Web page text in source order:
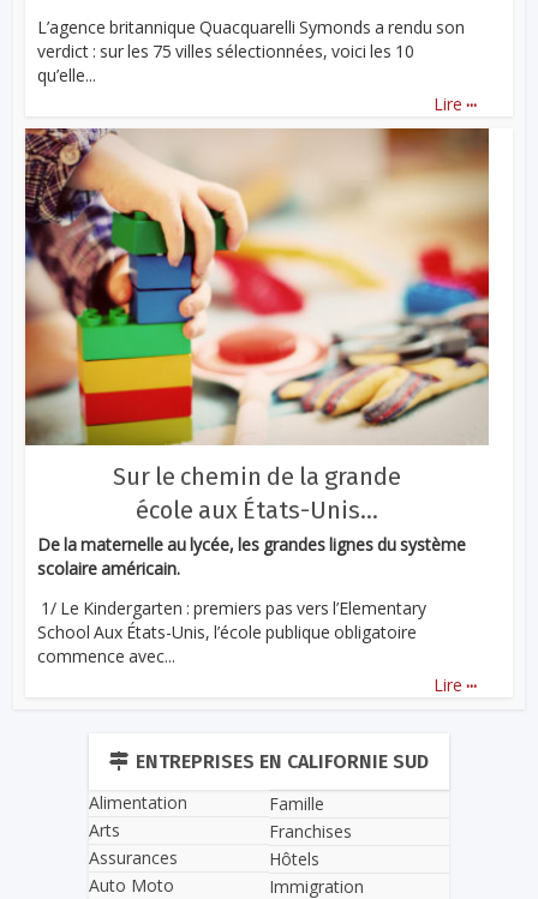
L’agence britannique Quacquarelli Symonds a rendu son
verdict : sur les 75 villes sélectionnées, voici les 10
qu’elle...
Lire ...
Sur le chemin de la grande
école aux États-Unis…
De la maternelle au lycée, les grandes lignes du système
scolaire américain.
1/ Le Kindergarten : premiers pas vers l’Elementary
School Aux États-Unis, l’école publique obligatoire
commence avec...
Lire ...
ENTREPRISES EN CALIFORNIE SUD
Alimentation
Arts
Assurances
Auto Moto
Famille
Franchises
Hôtels
Immigration